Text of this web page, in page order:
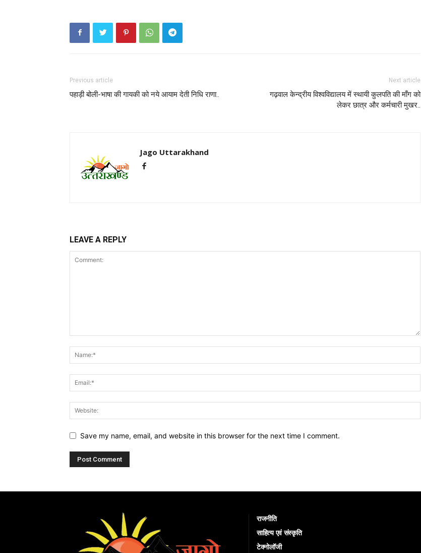
Previous article
पहाड़ी बोली-भाषा की गायकी को नये आयाम देती निधि राणा..
Next article
गढ़वाल केन्द्रीय विश्वविद्यालय में स्थायी कुलपति की माँग को
लेकर छात्र और कर्मचारी मुखर..
Jago Uttarakhand
LEAVE A REPLY
Save my name, email, and website in this browser for the next time I comment.
राजनीति
साहित्य एवं संस्कृति
टेक्नोलॉजी